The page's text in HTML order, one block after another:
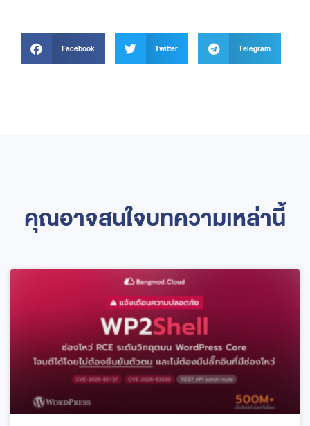
Facebook Twitter Telegram
คุณอาจสนใจบทความเหล่านี้